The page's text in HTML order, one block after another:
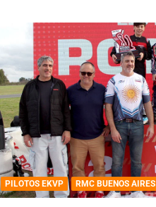
PILOTOS EKVP RMC BUENOS AIRES